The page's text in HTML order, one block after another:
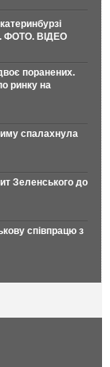
ФОТО. ВІДЕО
поранених.
ринку на
спалахнула
Зеленського до
співпрацю з